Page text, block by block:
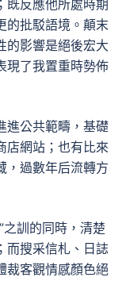
既反應他所處時期
的批駁語境。顛末
的影響是絕後宏大
現了我置重時勢佈
進公共範疇，基礎
店網站；也有比來
，過數年后流轉方
之訓的同時，清楚
而搜采信札、日誌
裁客觀情感顏色絕